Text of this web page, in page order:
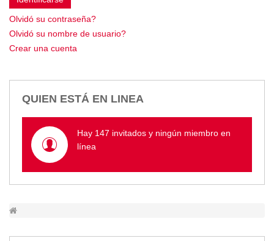
Olvidó su contraseña?
Olvidó su nombre de usuario?
Crear una cuenta
QUIEN ESTÁ EN LINEA
Hay 147 invitados y ningún miembro en
línea
Empresa Pública de Vivienda
Biblioteca
P.A.C. - P.O.A.
Ordenanzas/Resoluciones
Cumplimiento LOTAIP
Concurso de Méritos
Concursos 2016
Servicio